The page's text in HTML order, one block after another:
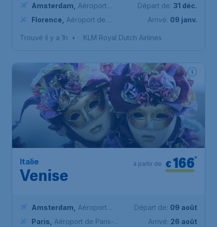
Amsterdam
Aéroport
Schiphol (Amsterdam)
Florence
Aéroport de
Départ de: 31 déc.
Arrivé: 09 janv.
Trouvé il y a 1h • KLM Royal Dutch Airlines
Italie
Venise
€166
à partir de
Amsterdam
Aéroport
Schiphol (Amsterdam)
Paris
Aéroport de Paris-
Départ de: 09 août
Arrivé: 26 août